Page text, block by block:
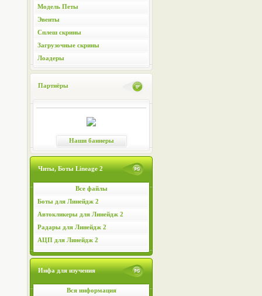
Модель Петы
Эвенты
Сплеш скрины
Загрузочные скрины
Лоадеры
Партнёры
Наши баннеры
Читы, Боты Lineage 2
Все файлы
Боты для Линейдж 2
Автокликеры для Линейдж 2
Радары для Линейдж 2
АЦП для Линейдж 2
Инфа для изучения
Вся информация